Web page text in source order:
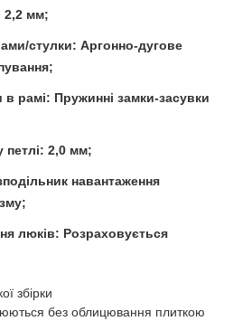
2,2 мм;
стулки: Аргонно-дугове
в рамі: Пружинні замки-засувки
петлі: 2,0 мм;
навантаження
люків: Розраховується
збірки
без облицювання плиткою